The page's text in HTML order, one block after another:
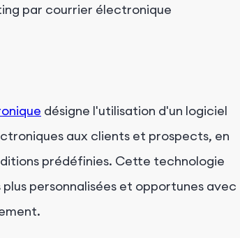
par courrier électronique
désigne l'utilisation d'un logiciel
aux clients et prospects, en
prédéfinies. Cette technologie
personnalisées et opportunes avec